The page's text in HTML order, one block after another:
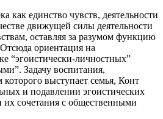
как единство чувств, деятельности
движущей силы деятельности
оставляя за разумом функцию
ориентация на
“эгоистически-личностных”
Задачу воспитания,
выступает семья, Конт
и подавлении эгоистических
их сочетания с общественными